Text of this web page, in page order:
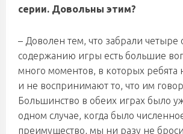
серии. Довольны этим?
– Доволен тем, что забрали четыре
содержанию игры есть большие
много моментов, в которых ребята
и не воспринимают то, что им
Большинство в обеих играх было
одном случае, когда было
преимущество, мы ни разу не